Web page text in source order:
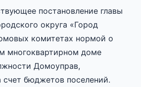
постановление главы
округа «Город
комитетах нормой о
многоквартирном доме
Домоуправ,
бюджетов поселений.